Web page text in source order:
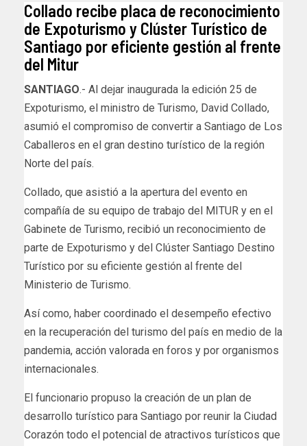
Collado recibe placa de reconocimiento
de Expoturismo y Clúster Turístico de
Santiago por eficiente gestión al frente
del Mitur
SANTIAGO.- Al dejar inaugurada la edición 25 de
Expoturismo, el ministro de Turismo, David Collado,
asumió el compromiso de convertir a Santiago de Los
Caballeros en el gran destino turístico de la región
Norte del país.
Collado, que asistió a la apertura del evento en
compañía de su equipo de trabajo del MITUR y en el
Gabinete de Turismo, recibió un reconocimiento de
parte de Expoturismo y del Clúster Santiago Destino
Turístico por su eficiente gestión al frente del
Ministerio de Turismo.
Así como, haber coordinado el desempeño efectivo
en la recuperación del turismo del país en medio de la
pandemia, acción valorada en foros y por organismos
internacionales.
El funcionario propuso la creación de un plan de
desarrollo turístico para Santiago por reunir la Ciudad
Corazón todo el potencial de atractivos turísticos que